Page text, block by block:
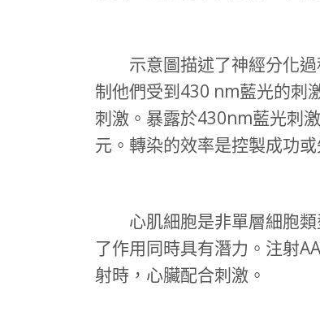
示意圖描述了神經分化過
制他們受到430 nm藍光的刺
刺激。暴露於430nm藍光刺
元。轉染的效率是控製成功
心肌細胞是非單層細胞類
了作用同時具有潛力。注射
射時，心臟配合刺激。